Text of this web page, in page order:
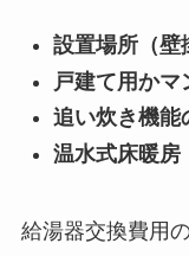
設置場所（壁
戸建て用か
追い炊き機能
温水式床暖房
給湯器交換費用